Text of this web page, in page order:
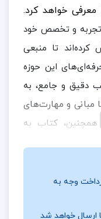
خواهد کرد.
تجربه و تخصص خود
کرده‌اند تا منبعی
این حوزه
دقیق و جامع، به
مبانی و مهارت‌های
همچنین، کتاب به
را به‌روز کنند. به
جامع و کاربردی در
افرادی که در
وجه به
ارسال خواهد شد